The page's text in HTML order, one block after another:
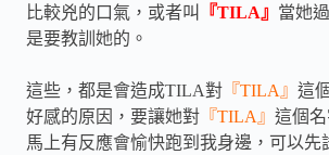
比較兇的口氣，或者叫
『TILA』 當她
是要教訓她的。
這些，都是會造成TILA對 『TILA 』 這
好感的原因，要讓她對 『TILA 』 這個名
馬上有反應會愉快跑到我身邊，可以先